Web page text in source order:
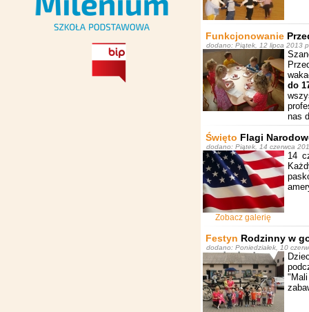
Funkcjonowanie
dodano: Piątek, 12 lipca 2013
do
nas
Święto Flagi
dodano: Piątek, 14 czerwca
Zobacz galerię
14
Festyn Rodzinny w
dodano: Poniedziałek, 10